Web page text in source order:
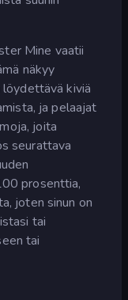
Mine vaatii
näkyy
kiviä
ja pelaajat
joita
seurattava
prosenttia,
joten sinun on
tai
tai